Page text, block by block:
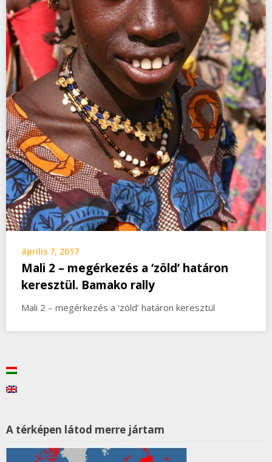
április 7, 2017
Mali 2 – megérkezés a ‘zöld’ határon
keresztül. Bamako rally
Mali 2 – megérkezés a ‘zöld’ határon keresztül
A térképen látod merre jártam